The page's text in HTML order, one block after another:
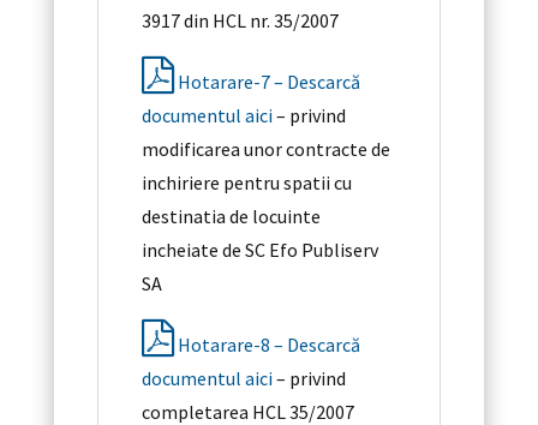
3917 din HCL nr. 35/2007
Hotarare-7 – Descarcă
documentul aici– privind
modificarea unor contracte de
inchiriere pentru spatii cu
destinatia de locuinte
incheiate de SC Efo Publiserv
SA
Hotarare-8 – Descarcă
documentul aici– privind
completarea HCL 35/2007